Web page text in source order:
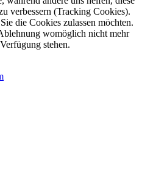
verbessern (Tracking Cookies).
die Cookies zulassen möchten.
womöglich nicht mehr
stehen.